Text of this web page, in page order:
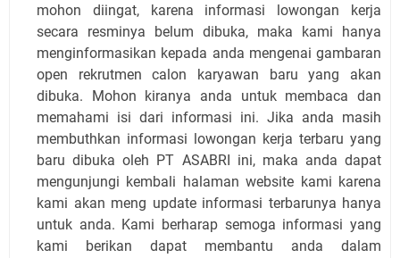
mohon diingat, karena informasi lowongan kerja
secara resminya belum dibuka, maka kami hanya
menginformasikan kepada anda mengenai gambaran
open rekrutmen calon karyawan baru yang akan
dibuka. Mohon kiranya anda untuk membaca dan
memahami isi dari informasi ini. Jika anda masih
membuthkan informasi lowongan kerja terbaru yang
baru dibuka oleh PT ASABRI ini, maka anda dapat
mengunjungi kembali halaman website kami karena
kami akan meng update informasi terbarunya hanya
untuk anda. Kami berharap semoga informasi yang
kami berikan dapat membantu anda dalam